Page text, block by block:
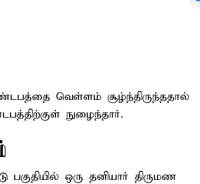
வெள்ளம் சூழ்ந்திருந்ததால்
நுழைந்தார்.
பகுதியில் ஒரு தனியார் திருமண